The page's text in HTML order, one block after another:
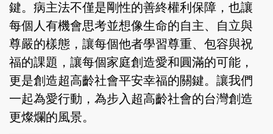
鍵。病主法不僅是剛性的善終權利保障，也讓
每個人有機會思考並想像生命的自主、自立與
尊嚴的樣態，讓每個他者學習尊重、包容與祝
福的課題，讓每個家庭創造愛和圓滿的可能，
更是創造超高齡社會平安幸福的關鍵。讓我們
一起為愛行動，為步入超高齡社會的台灣創造
更燦爛的風景。